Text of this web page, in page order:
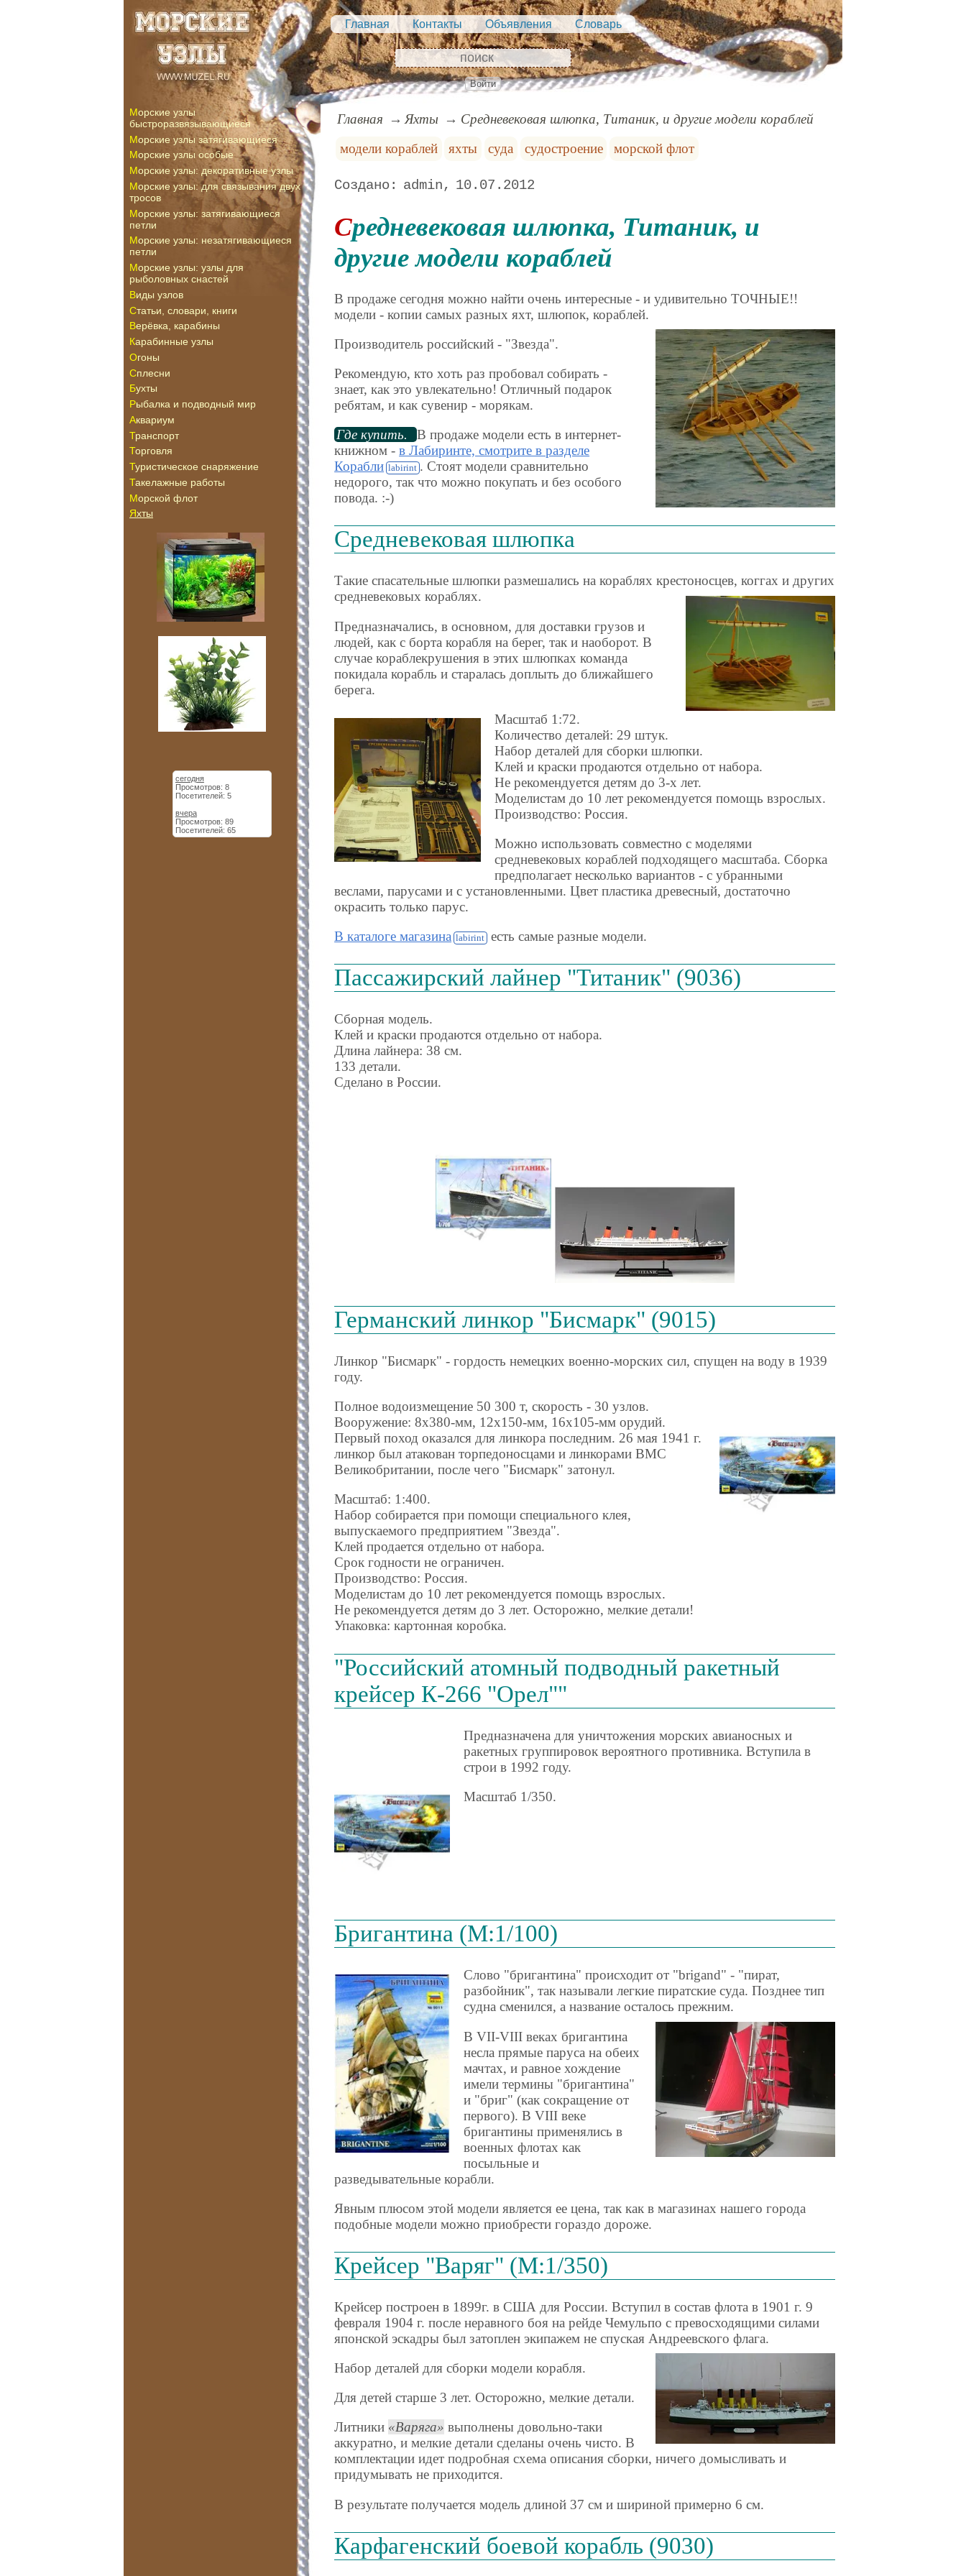
Главная Контакты Объявления Словарь
Войти
Морские узлы
быстроразвязывающиеся
Морские узлы затягивающиеся
Морские узлы особые
Морские узлы: декоративные узлы
Морские узлы: для связывания двух
тросов
Морские узлы: затягивающиеся
петли
Морские узлы: незатягивающиеся
петли
Морские узлы: узлы для
рыболовных снастей
Виды узлов
Статьи, словари, книги
Верёвка, карабины
Карабинные узлы
Огоны
Сплесни
Бухты
Рыбалка и подводный мир
Аквариум
Транспорт
Торговля
Туристическое снаряжение
Такелажные работы
Морской флот
Яхты
сегодня
Просмотров: 8
Посетителей: 5
вчера
Просмотров: 89
Посетителей: 65
Главная Яхты
Средневековая шлюпка, Титаник, и другие модели кораблей
модели кораблей
яхты суда судостроение морской флот
admin 10.07.2012
Средневековая шлюпка, Титаник, и
другие модели кораблей
В продаже сегодня можно найти очень интересные - и удивительно ТОЧНЫЕ!!
модели - копии самых разных яхт, шлюпок, кораблей.
Производитель российский - "Звезда".
Рекомендую, кто хоть раз пробовал собирать -
знает, как это увлекательно! Отличный подарок
ребятам, и как сувенир - морякам.
Где купить.
В продаже модели есть в интернет-
книжном -в Лабиринте, смотрите в разделе
Корабли
. Стоят модели сравнительно
недорого, так что можно покупать и без особого
повода. :-)
Средневековая шлюпка
Такие спасательные шлюпки размешались на кораблях крестоносцев, коггах и других
средневековых кораблях.
Предназначались, в основном, для доставки грузов и
людей, как с борта корабля на берег, так и наоборот. В
случае кораблекрушения в этих шлюпках команда
покидала корабль и старалась доплыть до ближайшего
берега.
Масштаб 1:72.
Количество деталей: 29 штук.
Набор деталей для сборки шлюпки.
Клей и краски продаются отдельно от набора.
Не рекомендуется детям до 3-х лет.
Моделистам до 10 лет рекомендуется помощь взрослых.
Производство: Россия.
Можно использовать совместно с моделями
средневековых кораблей подходящего масштаба. Сборка
предполагает несколько вариантов - с убранными
веслами, парусами и с установленными. Цвет пластика древесный, достаточно
окрасить только парус.
В каталоге магазина
есть самые разные модели.
Пассажирский лайнер "Титаник" (9036)
Сборная модель.
Клей и краски продаются отдельно от набора.
Длина лайнера: 38 см.
133 детали.
Сделано в России.
Германский линкор "Бисмарк" (9015)
Линкор "Бисмарк" - гордость немецких военно-морских сил, спущен на воду в 1939
году.
Полное водоизмещение 50 300 т, скорость - 30 узлов.
Вооружение: 8x380-мм, 12x150-мм, 16x105-мм орудий.
Первый поход оказался для линкора последним. 26 мая 1941 г.
линкор был атакован торпедоносцами и линкорами ВМС
Великобритании, после чего "Бисмарк" затонул.
Масштаб: 1:400.
Набор собирается при помощи специального клея,
выпускаемого предприятием "Звезда".
Клей продается отдельно от набора.
Срок годности не ограничен.
Производство: Россия.
Моделистам до 10 лет рекомендуется помощь взрослых.
Не рекомендуется детям до 3 лет. Осторожно, мелкие детали!
Упаковка: картонная коробка.
"Российский атомный подводный ракетный
крейсер К-266 "Орел""
Предназначена для уничтожения морских авианосных и
ракетных группировок вероятного противника. Вступила в
строи в 1992 году.
Масштаб 1/350.
Бригантина (М:1/100)
Слово "бригантина" происходит от "brigand" - "пират,
разбойник", так называли легкие пиратские суда. Позднее тип
судна сменился, а название осталось прежним.
В VII-VIII веках бригантина
несла прямые паруса на обеих
мачтах, и равное хождение
имели термины "бригантина"
и "бриг" (как сокращение от
первого). В VIII веке
бригантины применялись в
военных флотах как
посыльные и
разведывательные корабли.
Явным плюсом этой модели является ее цена, так как в магазинах нашего города
подобные модели можно приобрести гораздо дороже.
Крейсер "Варяг" (М:1/350)
Крейсер построен в 1899г. в США для России. Вступил в состав флота в 1901 г. 9
февраля 1904 г. после неравного боя на рейде Чемульпо с превосходящими силами
японской эскадры был затоплен экипажем не спуская Андреевского флага.
Набор деталей для сборки модели корабля.
Для детей старше 3 лет. Осторожно, мелкие детали.
Литники
Варяга
выполнены довольно-таки
аккуратно, и мелкие детали сделаны очень чисто. В
комплектации идет подробная схема описания сборки, ничего домысливать и
придумывать не приходится.
В результате получается модель длиной 37 см и шириной примерно 6 см.
Карфагенский боевой корабль (9030)